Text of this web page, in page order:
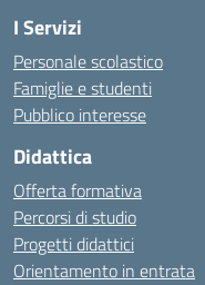
I Servizi
Personale scolastico
Famiglie e studenti
Pubblico interesse
Didattica
Offerta formativa
Percorsi di studio
Progetti didattici
Orientamento in entrata